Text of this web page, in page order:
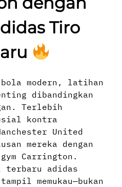
Tiro
bola modern, latihan
dibandingkan
Terlebih
kontra
United
mereka dengan
Carrington.
terbaru adidas
memukau—bukan